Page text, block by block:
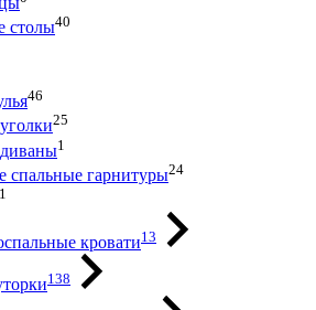
столы40
46
25
1
спальные гарнитуры24
кровати13
138